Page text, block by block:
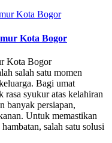
Kota Bogor
Kota Bogor
salah satu momen
Bagi umat
syukur atas kelahiran
banyak persiapan,
Untuk memastikan
salah satu solusi